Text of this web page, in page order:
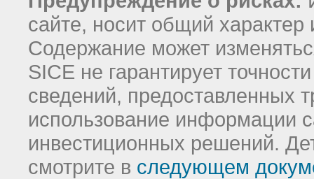
сайте, носит общий
Содержание может
SICE не гарантирует
сведений, предоставленных
использование информации
инвестиционных решений.
смотрите в следующем